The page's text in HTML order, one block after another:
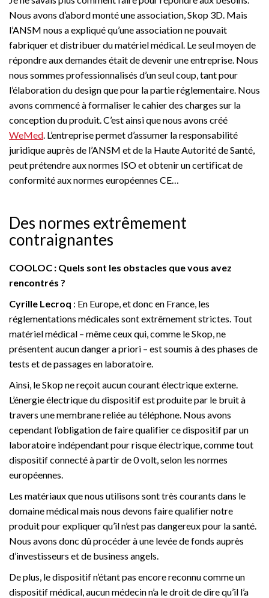
Nous avons d’abord monté une association, Skop 3D. Mais
l’ANSM nous a expliqué qu’une association ne pouvait
fabriquer et distribuer du matériel médical. Le seul moyen de
répondre aux demandes était de devenir une entreprise. Nous
nous sommes professionnalisés d’un seul coup, tant pour
l’élaboration du design que pour la partie réglementaire. Nous
avons commencé à formaliser le cahier des charges sur la
conception du produit. C’est ainsi que nous avons créé
WeMed . L’entreprise permet d’assumer la responsabilité
juridique auprès de l’ANSM et de la Haute Autorité de Santé,
peut prétendre aux normes ISO et obtenir un certificat de
conformité aux normes européennes CE…
Des normes extrêmement
contraignantes
COOLOC : Quels sont les obstacles que vous avez
rencontrés ?
Cyrille Lecroq : En Europe, et donc en France, les
réglementations médicales sont extrêmement strictes. Tout
matériel médical – même ceux qui, comme le Skop, ne
présentent aucun danger a priori – est soumis à des phases de
tests et de passages en laboratoire.
Ainsi, le Skop ne reçoit aucun courant électrique externe.
L’énergie électrique du dispositif est produite par le bruit à
travers une membrane reliée au téléphone. Nous avons
cependant l’obligation de faire qualifier ce dispositif par un
laboratoire indépendant pour risque électrique, comme tout
dispositif connecté à partir de 0 volt, selon les normes
européennes.
Les matériaux que nous utilisons sont très courants dans le
domaine médical mais nous devons faire qualifier notre
produit pour expliquer qu’il n’est pas dangereux pour la santé.
Nous avons donc dû procéder à une levée de fonds auprès
d’investisseurs et de business angels.
De plus, le dispositif n’étant pas encore reconnu comme un
dispositif médical, aucun médecin n’a le droit de dire qu’il l’a